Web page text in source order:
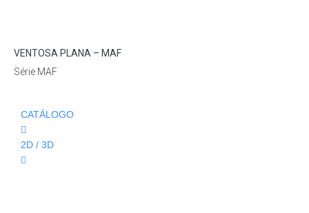
VENTOSA PLANA – MAF
Série MAF
CATÁLOGO
2D / 3D